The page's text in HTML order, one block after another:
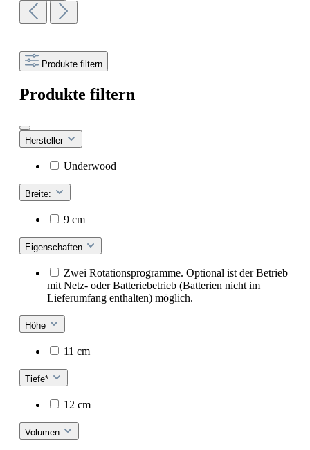
Produkte filtern
Produkte filtern
Hersteller
Underwood
Breite:
9 cm
Eigenschaften
Zwei Rotationsprogramme. Optional ist der Betrieb
mit Netz- oder Batteriebetrieb (Batterien nicht im
Lieferumfang enthalten) möglich.
Höhe
11 cm
Tiefe*
12 cm
Volumen